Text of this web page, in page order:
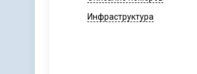
Инфраструктура